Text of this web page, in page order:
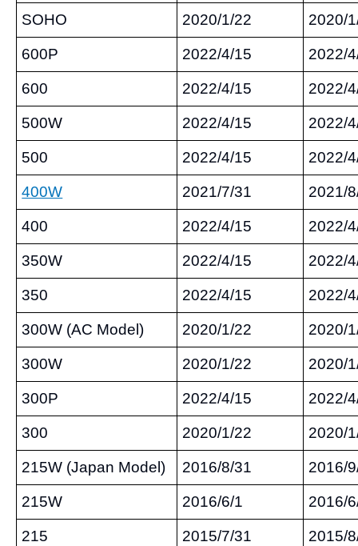
SOHO 2020/1/22 2020/
600P 2022/4/15 2022/
600 2022/4/15 2022/
500W 2022/4/15 2022/
500 2022/4/15 2022/
400W 2021/7/31 2021/
400 2022/4/15 2022/
350W 2022/4/15 2022/
350 2022/4/15 2022/
300W (AC Model) 2020/1/22 2020/
300W 2020/1/22 2020/
300P 2022/4/15 2022/
300 2020/1/22 2020/
215W (Japan Model) 2016/8/31 2016/
215W 2016/6/1 2016/
215 2015/7/31 2015/